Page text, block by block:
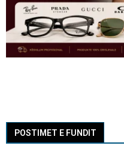
POSTIMET E FUNDIT